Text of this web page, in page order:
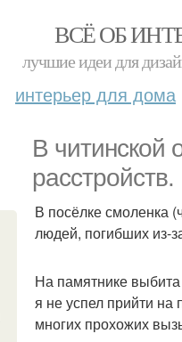
ВСЁ ОБ
лучшие идеи для
интерьер для дома
В читинской
расстройств.
В посёлке смоленка
людей, погибших из-
На памятнике
я не успел прийти на
многих прохожих